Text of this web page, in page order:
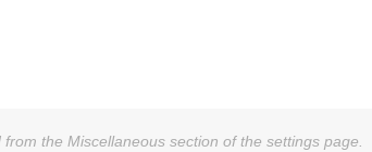
the Miscellaneous section of the settings page.